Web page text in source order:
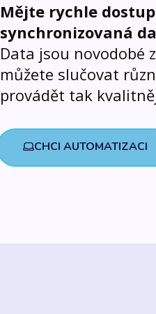
Mějte rychle
synchronizovaná
Data jsou novodobé
můžete slučovat
provádět tak
CHCI AUTOMATIZACI